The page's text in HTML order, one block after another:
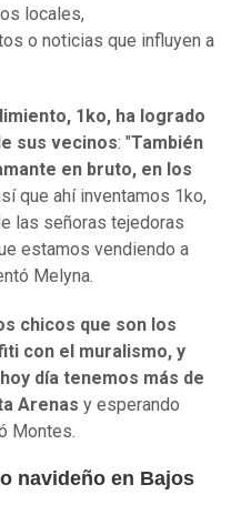
locales,
o noticias que influyen a
1ko, ha logrado
sus vecinos: "También
en bruto, en los
que ahí inventamos 1ko,
las señoras tejedoras
estamos vendiendo a
Melyna.
chicos que son los
con el muralismo, y
día tenemos más de
Arenas y esperando
Montes.
navideño en Bajos